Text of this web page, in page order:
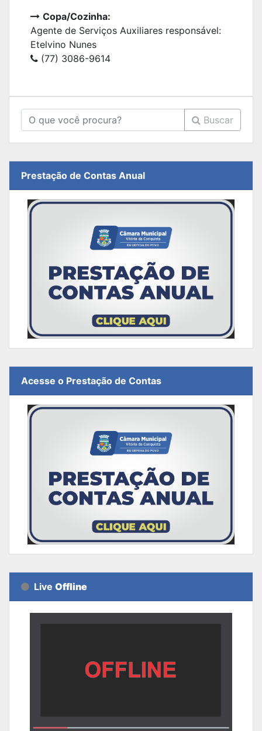
Copa/Cozinha:
Agente de Serviços Auxiliares responsável:
Etelvino Nunes
(77) 3086-9614
Buscar
Prestação de Contas Anual
Acesse o Prestação de Contas
Live Offline